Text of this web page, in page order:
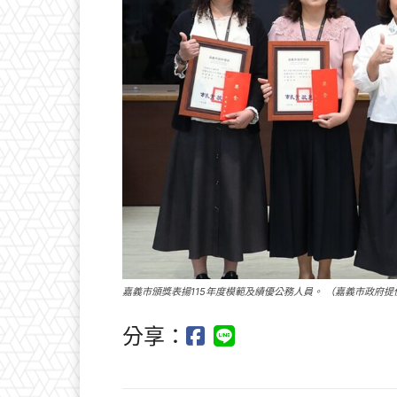
嘉義市頒獎表揚115年度模範及績優公務人員。 （嘉義市政府提
分享：